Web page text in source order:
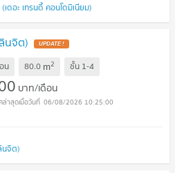
ดอะ เทรนดี้ คอนโดมิเนียม)
นจิต)
น 80.0 m2 ชั้น 1-4
บาท/เดือน
06/08/2026 10:25:00
นจิต)